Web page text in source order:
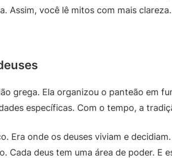
Assim, você lê mitos com mais
grega. Ela organizou o panteão em
específicas. Com o tempo, a
Era onde os deuses viviam e
Cada deus tem uma área de poder. E